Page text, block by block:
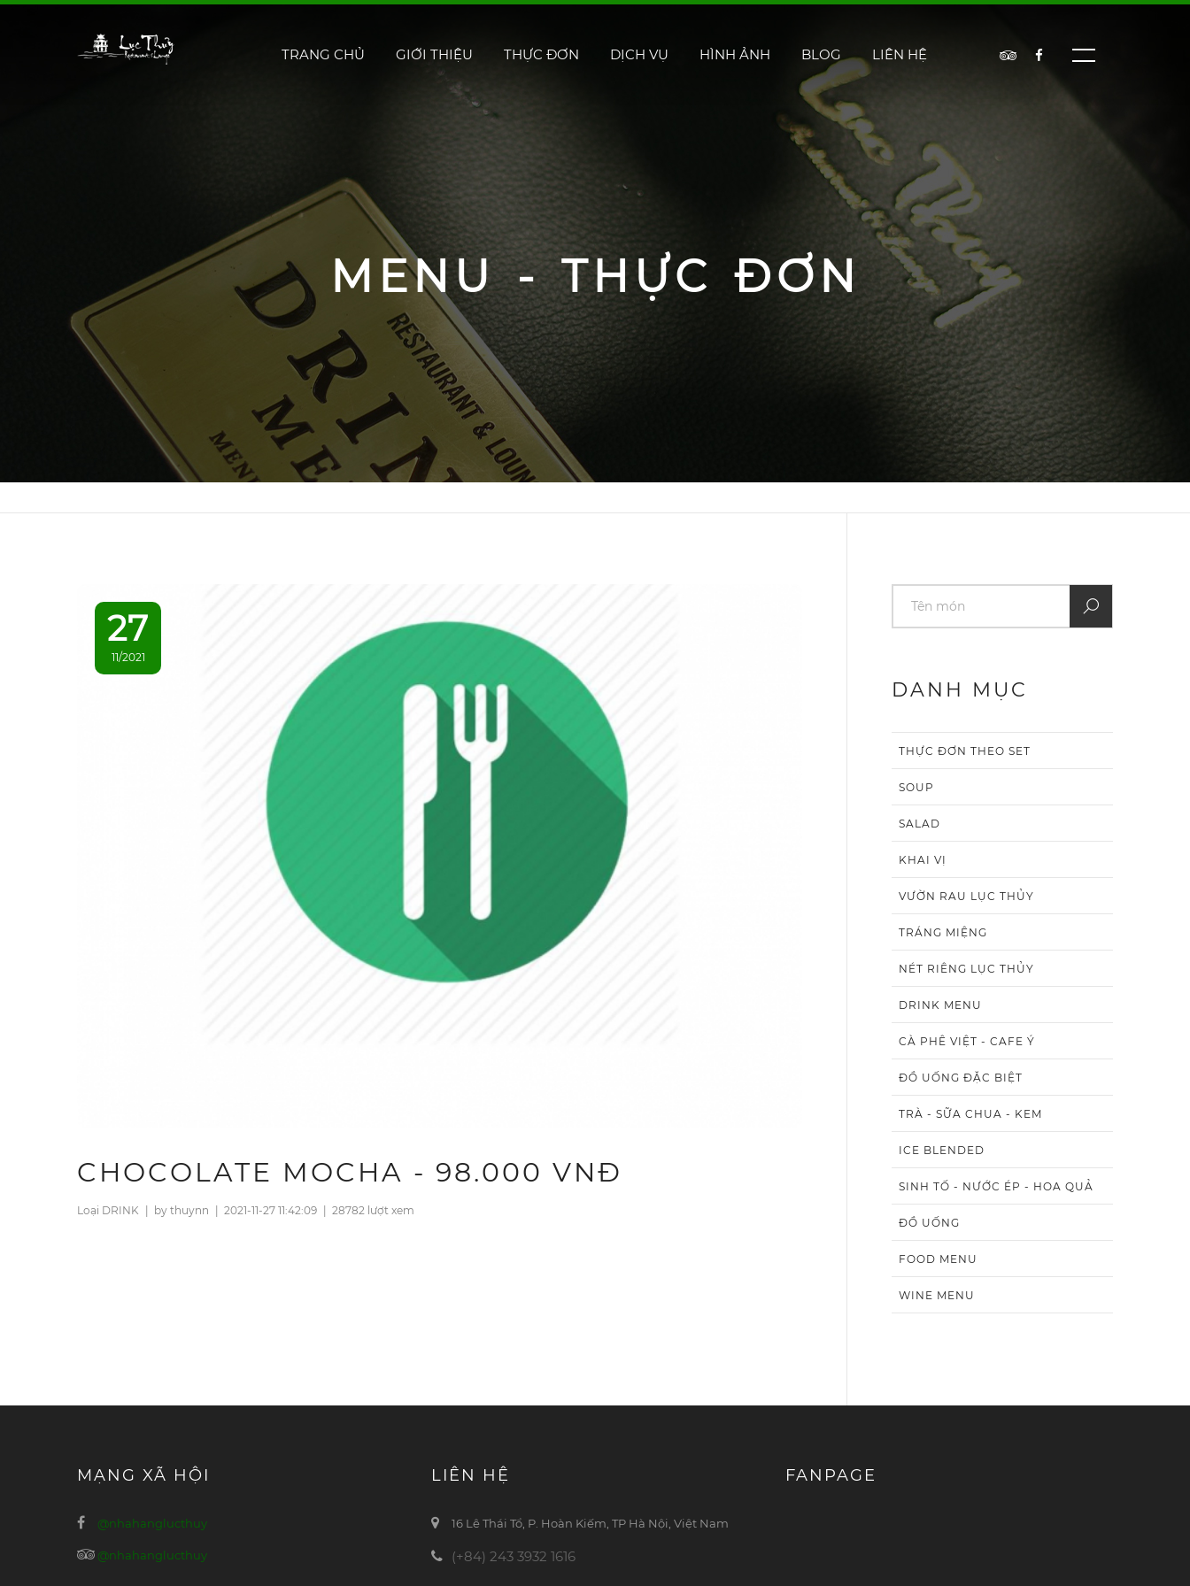
TRANG CHỦ GIỚI THIỆU THỰC ĐƠN DỊCH VỤ HÌNH ẢNH BLOG LIÊN HỆ
MENU - THỰC ĐƠN
27
11/2021
CHOCOLATE MOCHA - 98.000 VNĐ
Loại DRINK by thuynn 2021-11-27 11:42:09 28782 lượt xem
DANH MỤC
THỰC ĐƠN THEO SET
SOUP
SALAD
KHAI VỊ
VƯỜN RAU LỤC THỦY
TRÁNG MIỆNG
NÉT RIÊNG LỤC THỦY
DRINK MENU
CÀ PHÊ VIỆT - CAFE Ý
ĐỒ UỐNG ĐẶC BIỆT
TRÀ - SỮA CHUA - KEM
ICE BLENDED
SINH TỐ - NƯỚC ÉP - HOA QUẢ
ĐỒ UỐNG
FOOD MENU
WINE MENU
MẠNG XÃ HỘI
@nhahanglucthuy
@nhahanglucthuy
LIÊN HỆ
16 Lê Thái Tổ, P. Hoàn Kiếm, TP Hà Nội, Việt Nam
(+84) 243 3932 1616
FANPAGE